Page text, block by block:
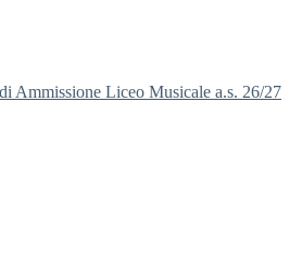
Ammissione Liceo Musicale a.s. 26/27